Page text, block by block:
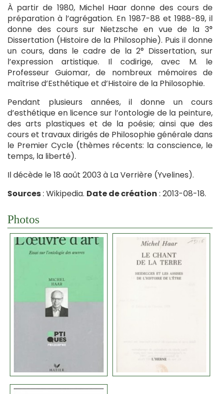
À partir de 1980, Michel Haar donne des cours de
préparation à l’agrégation. En 1987-88 et 1988-89, il
donne des cours sur Nietzsche en vue de la 3°
Dissertation (Histoire de la Philosophie). Puis il donne
un cours, dans le cadre de la 2° Dissertation, sur
l’expression artistique. Il codirige, avec M. le
Professeur Guiomar, de nombreux mémoires de
maîtrise d’Esthétique et d’Histoire de la Philosophie.
Pendant plusieurs années, il donne un cours
d’esthétique en licence sur l’ontologie de la peinture,
des arts plastiques et de la poésie; ainsi que des
cours et travaux dirigés de Philosophie générale dans
le Premier Cycle (thèmes récents: la conscience, le
temps, la liberté).
Il décède le 18 août 2003 à La Verrière (Yvelines).
Sources: Wikipedia. Date de création : 2013-08-18.
Photos